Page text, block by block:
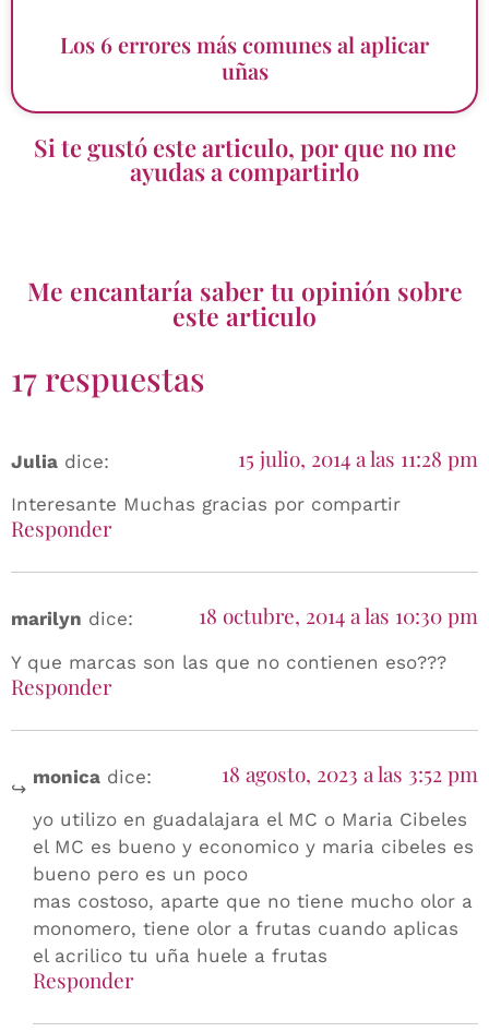
Los 6 errores más comunes al aplicar
uñas
Si te gustó este articulo, por que no me
ayudas a compartirlo
Me encantaría saber tu opinión sobre
este articulo
17 respuestas
Julia dice: 15 julio, 2014 a las 11:28 pm
Interesante Muchas gracias por compartir
Responder
marilyn dice: 18 octubre, 2014 a las 10:30 pm
Y que marcas son las que no contienen eso???
Responder
monica dice: 18 agosto, 2023 a las 3:52 pm
yo utilizo en guadalajara el MC o Maria Cibeles
el MC es bueno y economico y maria cibeles es
bueno pero es un poco
mas costoso, aparte que no tiene mucho olor a
monomero, tiene olor a frutas cuando aplicas
el acrilico tu uña huele a frutas
Responder